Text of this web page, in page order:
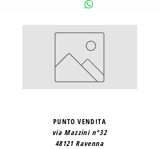
PUNTO VENDITA
via Mazzini n°32
48121 Ravenna